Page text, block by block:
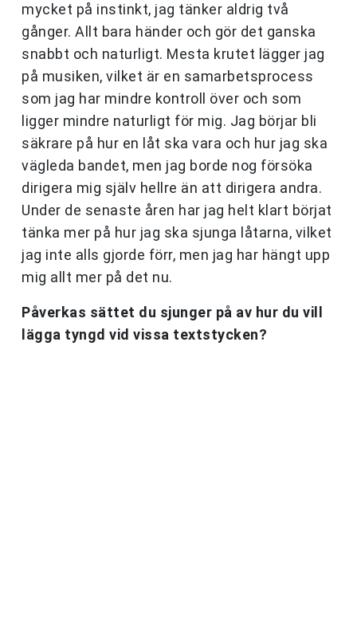
mycket på instinkt, jag tänker aldrig två
gånger. Allt bara händer och gör det ganska
snabbt och naturligt. Mesta krutet lägger jag
på musiken, vilket är en samarbetsprocess
som jag har mindre kontroll över och som
ligger mindre naturligt för mig. Jag börjar bli
säkrare på hur en låt ska vara och hur jag ska
vägleda bandet, men jag borde nog försöka
dirigera mig själv hellre än att dirigera andra.
Under de senaste åren har jag helt klart börjat
tänka mer på hur jag ska sjunga låtarna, vilket
jag inte alls gjorde förr, men jag har hängt upp
mig allt mer på det nu.
Påverkas sättet du sjunger på av hur du vill
lägga tyngd vid vissa textstycken?